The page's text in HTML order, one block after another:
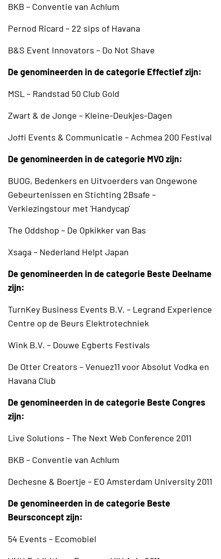
BKB – Conventie van Achlum
Pernod Ricard – 22 sips of Havana
B&S Event Innovators – Do Not Shave
De genomineerden in de categorie Effectief zijn:
MSL – Randstad 50 Club Gold
Zwart & de Jonge – Kleine-Deukjes-Dagen
Joffi Events & Communicatie – Achmea 200 Festival
De genomineerden in de categorie MVO zijn:
BUOG, Bedenkers en Uitvoerders van Ongewone
Gebeurtenissen en Stichting 2Bsafe –
Verkiezingstour met 'Handycap'
The Oddshop – De Opkikker van Bas
Xsaga – Nederland Helpt Japan
De genomineerden in de categorie Beste Deelname
zijn:
TurnKey Business Events B.V. – Legrand Experience
Centre op de Beurs Elektrotechniek
Wink B.V. – Douwe Egberts Festivals
De Otter Creators – Venuez11 voor Absolut Vodka en
Havana Club
De genomineerden in de categorie Beste Congres
zijn:
Live Solutions – The Next Web Conference 2011
BKB – Conventie van Achlum
Dechesne & Boertje – EO Amsterdam University 2011
De genomineerden in de categorie Beste
Beursconcept zijn:
54 Events – Ecomobiel